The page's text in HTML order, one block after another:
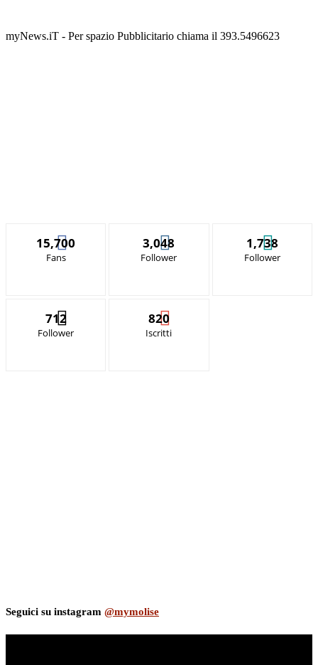
myNews.iT - Per spazio Pubblicitario chiama il 393.5496623
15,700
Fans
3,048
Follower
1,738
Follower
712
Follower
820
Iscritti
Seguici su instagram @mymolise